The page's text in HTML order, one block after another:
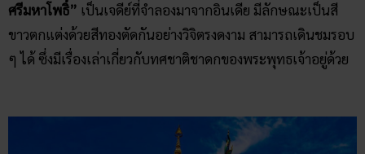
ศรีมหาโพธิ์” เป็นเจดีย์ที่จำลองมาจากอินเดีย มีลักษณะเป็นสี
ขาวตกแต่งด้วยสีทองตัดกันอย่างวิจิตรงดงาม สามารถเดินชมรอบ
ๆ ได้ ซึ่งมีเรื่องเล่าเกี่ยวกับทศชาติชาดกของพระพุทธเจ้าอยู่ด้วย